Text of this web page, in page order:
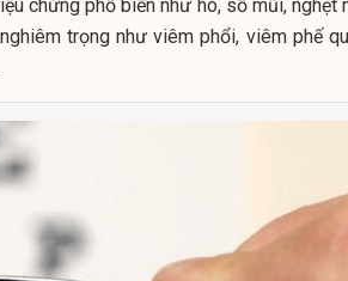
chứng phổ biến như ho, sổ mũi, nghẹt
trọng như viêm phổi, viêm phế